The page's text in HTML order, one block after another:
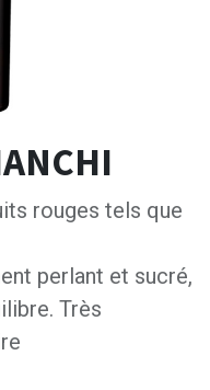
rouges tels que
perlant et sucré,
Très